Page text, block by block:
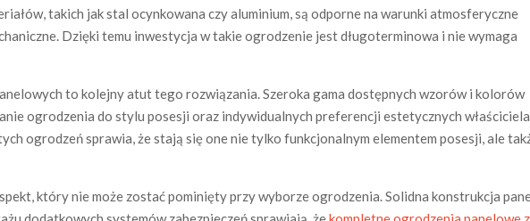
takich jak stal ocynkowana czy aluminium, są odporne na warunki atmosferyczne
Dzięki temu inwestycja w takie ogrodzenie jest długoterminowa i nie wymaga
to kolejny atut tego rozwiązania. Szeroka gama dostępnych wzorów i kolorów
ogrodzenia do stylu posesji oraz indywidualnych preferencji estetycznych
ogrodzeń sprawia, że stają się one nie tylko funkcjonalnym elementem posesji, ale
który nie może zostać pominięty przy wyborze ogrodzenia. Solidna konstrukcja